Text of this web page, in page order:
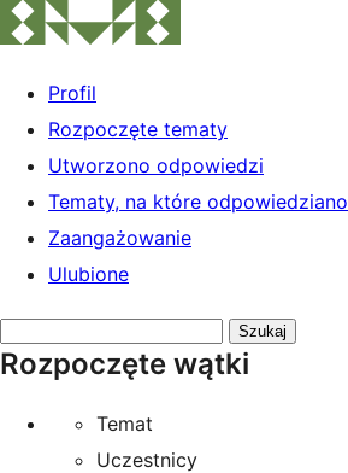
Profil
Rozpoczęte tematy
Utworzono odpowiedzi
Tematy, na które odpowiedziano
Zaangażowanie
Ulubione
tematy:
Rozpoczęte wątki
Temat
Uczestnicy